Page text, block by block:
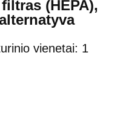
(HEPA),
vienetai: 1